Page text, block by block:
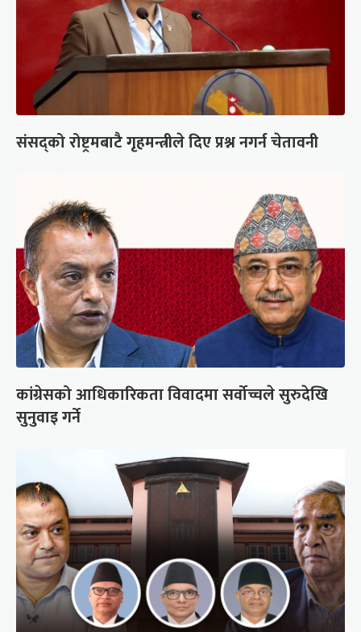
संसद्को रोष्ट्रमबाटै गृहमन्त्रीले दिए प्रश्न नगर्न चेतावनी
कांग्रेसको आधिकारिकता विवादमा सर्वोच्चले सुरुदेखि
सुनुवाइ गर्ने